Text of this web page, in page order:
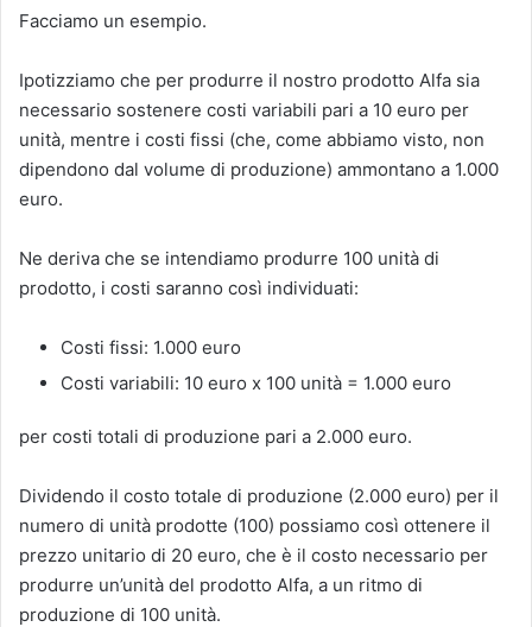
Facciamo un esempio.
Ipotizziamo che per produrre il nostro prodotto Alfa sia
necessario sostenere costi variabili pari a 10 euro per
unità, mentre i costi fissi (che, come abbiamo visto, non
dipendono dal volume di produzione) ammontano a 1.000
euro.
Ne deriva che se intendiamo produrre 100 unità di
prodotto, i costi saranno così individuati:
Costi fissi: 1.000 euro
Costi variabili: 10 euro x 100 unità = 1.000 euro
per costi totali di produzione pari a 2.000 euro.
Dividendo il costo totale di produzione (2.000 euro) per il
numero di unità prodotte (100) possiamo così ottenere il
prezzo unitario di 20 euro, che è il costo necessario per
produrre un’unità del prodotto Alfa, a un ritmo di
produzione di 100 unità.